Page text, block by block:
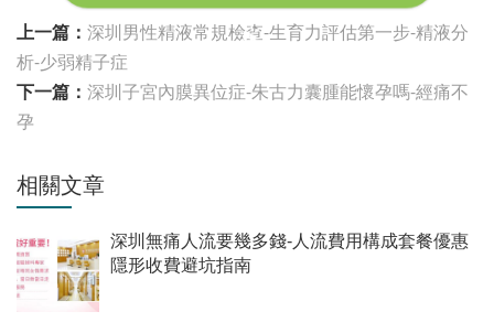
上一篇： 深圳男性精液常規檢查-生育力評估第一步-精液分
析-少弱精子症
下一篇： 深圳子宮內膜異位症-朱古力囊腫能懷孕嗎-經痛不
孕
相關文章
深圳無痛人流要幾多錢-人流費用構成套餐優惠
隱形收費避坑指南